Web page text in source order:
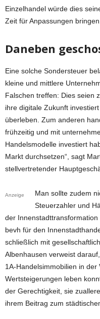
Einzelhandel würde dies
Zeit für Anpassungen bringen.
Daneben
Eine solche Sondersteuer
kleine und mittlere
Falschen treffen: Dies seien
ihre digitale Zukunft
überleben. Zum anderen
frühzeitig und mit
Handelsmodelle investiert
Markt durchsetzen“, sagt
stellvertretender
Anzeige
Man sollte zudem
Steuerzahler und
der
bevh für den
schließlich mit
Albenhausen verweist
1A-Handelsimmobilien in der
Wertsteigerungen leben
der Gerechtigkeit, sie
ihrem Beitrag zum